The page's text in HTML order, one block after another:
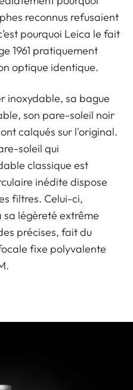
reconnus refusaient
pourquoi Leica le fait
1961 pratiquement
optique identique.
inoxydable, sa bague
son pare-soleil noir
calqués sur l'original.
soleil qui
classique est
inédite dispose
filtres. Celui-ci,
légèreté extrême
précises, fait du
fixe polyvalente